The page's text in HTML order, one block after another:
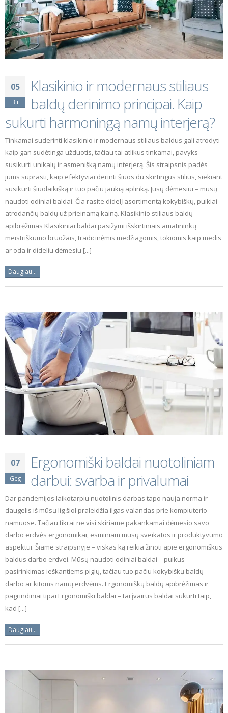
05
Bir
Klasikinio ir modernaus stiliaus
baldų derinimo principai. Kaip
sukurti harmoningą namų interjerą?
Tinkamai suderinti klasikinio ir modernaus stiliaus baldus gali atrodyti
kaip gan sudėtinga užduotis, tačiau tai atlikus tinkamai, pavyks
susikurti unikalų ir asmenišką namų interjerą. Šis straipsnis padės
jums suprasti, kaip efektyviai derinti šiuos du skirtingus stilius, siekiant
susikurti šiuolaikišką ir tuo pačiu jaukią aplinką. Jūsų dėmesiui – mūsų
naudoti odiniai baldai. Čia rasite didelį asortimentą kokybiškų, puikiai
atrodančių baldų už prieinamą kainą. Klasikinio stiliaus baldų
apibrėžimas Klasikiniai baldai pasižymi išskirtiniais amatininkų
meistriškumo bruožais, tradicinėmis medžiagomis, tokiomis kaip medis
ar oda ir dideliu dėmesiu [...]
Daugiau...
07
Geg
Ergonomiški baldai nuotoliniam
darbui: svarba ir privalumai
Dar pandemijos laikotarpiu nuotolinis darbas tapo nauja norma ir
daugelis iš mūsų lig šiol praleidžia ilgas valandas prie kompiuterio
namuose. Tačiau tikrai ne visi skiriame pakankamai dėmesio savo
darbo erdvės ergonomikai, esminiam mūsų sveikatos ir produktyvumo
aspektui. Šiame straipsnyje – viskas ką reikia žinoti apie ergonomiškus
baldus darbo erdvei. Mūsų naudoti odiniai baldai – puikus
pasirinkimas ieškantiems pigių, tačiau tuo pačiu kokybiškų baldų
darbo ar kitoms namų erdvėms. Ergonomiškų baldų apibrėžimas ir
pagrindiniai tipai Ergonomiški baldai – tai įvairūs baldai sukurti taip,
kad [...]
Daugiau...
interjerui?
2024-04-08